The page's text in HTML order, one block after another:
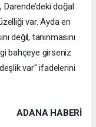
Darende’deki doğal
var. Ayda en
değil, tanınmasını
bahçeye girseniz
var" ifadelerini
ADANA HABERİ